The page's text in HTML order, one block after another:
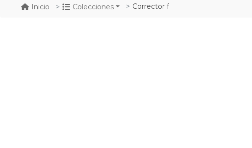
Inicio Colecciones Corrector f